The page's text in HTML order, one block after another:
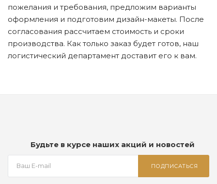
пожелания и требования, предложим варианты
оформления и подготовим дизайн-макеты. После
согласования рассчитаем стоимость и сроки
производства. Как только заказ будет готов, наш
логистический департамент доставит его к вам.
Будьте в курсе наших акций и новостей
ПОДПИСАТЬСЯ